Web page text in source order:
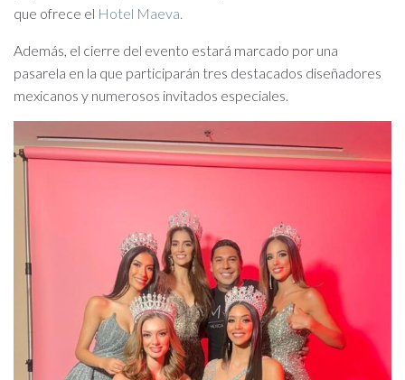
que ofrece el Hotel Maeva.
Además, el cierre del evento estará marcado por una
pasarela en la que participarán tres destacados diseñadores
mexicanos y numerosos invitados especiales.